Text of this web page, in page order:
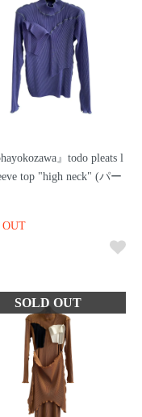
』todo pleats l
top "high neck" (パー
OUT